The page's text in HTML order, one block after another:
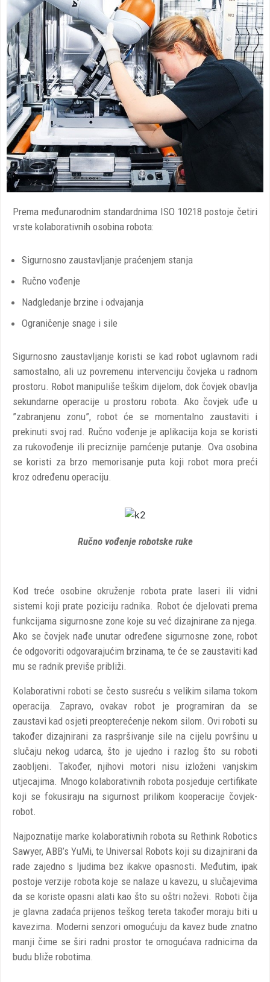
Prema međunarodnim standardnima ISO 10218 postoje četiri
vrste kolaborativnih osobina robota:
Sigurnosno zaustavljanje praćenjem stanja
Ručno vođenje
Nadgledanje brzine i odvajanja
Ograničenje snage i sile
Sigurnosno zaustavljanje koristi se kad robot uglavnom radi
samostalno, ali uz povremenu intervenciju čovjeka u radnom
prostoru. Robot manipuliše teškim dijelom, dok čovjek obavlja
sekundarne operacije u prostoru robota. Ako čovjek uđe u
”zabranjenu zonu”, robot će se momentalno zaustaviti i
prekinuti svoj rad. Ručno vođenje je aplikacija koja se koristi
za rukovođenje ili preciznije pamćenje putanje. Ova osobina
se koristi za brzo memorisanje puta koji robot mora preći
kroz određenu operaciju.
Ručno vođenje robotske ruke
Kod treće osobine okruženje robota prate laseri ili vidni
sistemi koji prate poziciju radnika. Robot će djelovati prema
funkcijama sigurnosne zone koje su već dizajnirane za njega.
Ako se čovjek nađe unutar određene sigurnosne zone, robot
će odgovoriti odgovarajućim brzinama, te će se zaustaviti kad
mu se radnik previše približi.
Kolaborativni roboti se često susreću s velikim silama tokom
operacija. Zapravo, ovakav robot je programiran da se
zaustavi kad osjeti preopterećenje nekom silom. Ovi roboti su
također dizajnirani za raspršivanje sile na cijelu površinu u
slučaju nekog udarca, što je ujedno i razlog što su roboti
zaobljeni. Također, njihovi motori nisu izloženi vanjskim
utjecajima. Mnogo kolaborativnih robota posjeduje certifikate
koji se fokusiraju na sigurnost prilikom kooperacije čovjek-
robot.
Najpoznatije marke kolaborativnih robota su Rethink Robotics
Sawyer, ABB’s YuMi, te Universal Robots koji su dizajnirani da
rade zajedno s ljudima bez ikakve opasnosti. Međutim, ipak
postoje verzije robota koje se nalaze u kavezu, u slučajevima
da se koriste opasni alati kao što su oštri noževi. Roboti čija
je glavna zadaća prijenos teškog tereta također moraju biti u
kavezima. Moderni senzori omogućuju da kavez bude znatno
manji čime se širi radni prostor te omogućava radnicima da
budu bliže robotima.